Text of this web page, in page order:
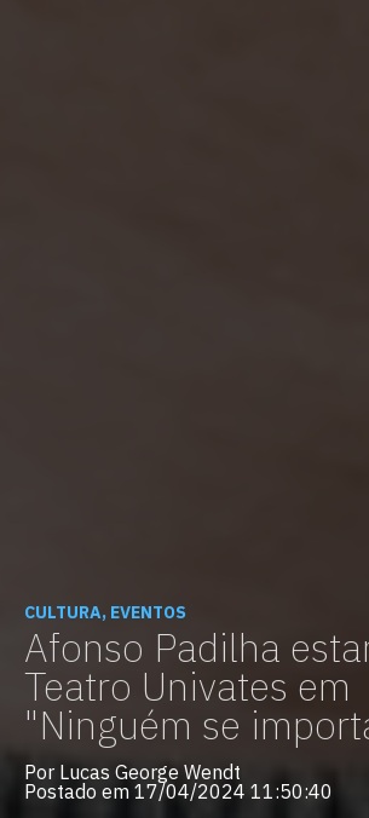
CULTURA, EVENTOS
Afonso Padilha
Teatro Univates em
"Ninguém se
Por Lucas George Wendt
Postado em 17/04/2024 11:50:40